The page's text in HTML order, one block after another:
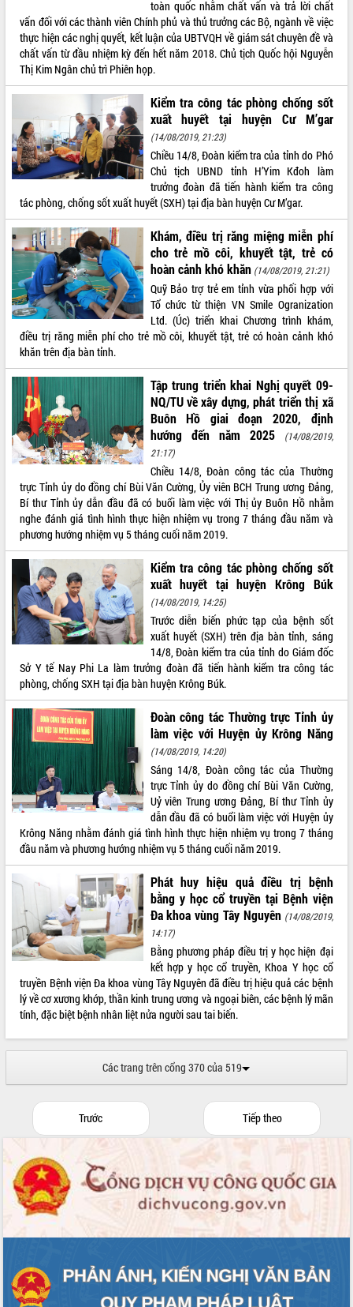
Xây dựng nông thôn mới: Nâng cao đời
sống người dân từ những mô hình thiết
thực
Quyết liệt tháo gỡ vướng mắc, đẩy
nhanh tiến độ các dự án trọng điểm
trong Khu kinh tế Nam Phú Yên
Hòn Yến phát triển du lịch gắn với bảo
tồn biển
Lấy ý kiến điều chỉnh Quy hoạch tỉnh
Đắk Lắk thời kỳ 2021-2030, tầm nhìn
đến năm 2050
Phát động chiến dịch 30 ngày đêm
giải phóng mặt bằng Tuyến đường bộ
ven biển
Đắk Lắk nỗ lực thúc đẩy tăng trưởng
kinh tế từ 10% trở lên trong Quý
II/2026
Đắk Lắk ký kết thỏa thuận hợp tác về
chuyển đổi số giai đoạn 2026 – 2030
với Tập đoàn Bưu chính Viễn thông
Việt Nam
Đắk Lắk về phát triển nhân lực y tế
cho trạm y tế cấp xã
Du lịch Đắk Lắk nâng tầm trải nghiệm
du khách thông qua Hệ thống cơ sở dữ
liệu và Bản đồ số
Tập huấn ứng dụng trí tuệ nhân tạo (AI)
trong thương mại điện tử năm 2026
Đoàn đại biểu Quốc hội tỉnh Đắk Lắk
trao đổi thông tin trước Kỳ họp thứ
nhất, Quốc hội khóa XVI
Quyết liệt cải cách hành chính, khơi
thông nguồn lực phát triển
Nâng cao hiệu lực, hiệu quả HĐND
tỉnh thông qua hiện đại hóa hành chính
Xã Ea Phê gắn cải cách hành chính với
chuyển đổi số
Phó Chủ tịch Thường trực UBND tỉnh
Hồ Thị Nguyên Thảo làm việc tại Trung
tâm Phục vụ hành chính công xã Ea
Phê
Xây dựng nền hành chính số đồng
hành cùng nông dân dân, doanh nghiệp
Giai đoạn 2026-2030, Đắk Lắk phấn
đấu có 77% xã đạt chuẩn nông thôn
mới
Chuyển đổi số 'mở đường' cho nông
nghiệp Đắk Lắk tăng trưởng bứt phá
Triển khai đồng bộ đo đạc, lập hồ sơ
địa chính, hoàn thiện cơ sở dữ liệu đất
đai
Ứng dụng sinh trắc học - Bước tiến
trong hành trình chuyển đổi số tại Đắk
Lắk
Đắk Lắk nâng cao hiệu quả công tác
Đắk Lắk đẩy mạnh nuôi biển công
nghệ, hướng tới phát triển thủy sản
bền vững
Tập huấn nâng cao năng lực triển khai
chuyển đổi số cho cán bộ, công chức
Quyền của người tiêu dùng Việt Nam
Đẩy mạnh cải cách hành chính, quyết
tâm đạt được mục tiêu tăng trưởng
hai con số trong năm 2026
Tổ chức trang trọng Lễ hội Đền thờ
Lương Văn Chánh năm 2026
Phó Bí thư Tỉnh ủy Đắk Lắk Đỗ Hữu
Bệnh án điện tử thúc đẩy chuyển đổi
số y tế tại Đắk Lắk
toàn quốc nhằm chất vấn và trả lời chất
vấn đối với các thành viên Chính phủ và thủ trưởng các Bộ, ngành về việc
thực hiện các nghị quyết, kết luận của UBTVQH về giám sát chuyên đề và
chất vấn từ đầu nhiệm kỳ đến hết năm 2018. Chủ tịch Quốc hội Nguyễn
Thị Kim Ngân chủ trì Phiên họp.
Kiểm tra công tác phòng chống sốt
xuất huyết tại huyện Cư M’gar
(14/08/2019, 21:23)
Chiều 14/8, Đoàn kiểm tra của tỉnh do Phó
Chủ tịch UBND tỉnh H’Yim Kđoh làm
trưởng đoàn đã tiến hành kiểm tra công
tác phòng, chống sốt xuất huyết (SXH) tại địa bàn huyện Cư M’gar.
Khám, điều trị răng miệng miễn phí
cho trẻ mồ côi, khuyết tật, trẻ có
hoàn cảnh khó khăn (14/08/2019, 21:21)
Quỹ Bảo trợ trẻ em tỉnh vừa phối hợp với
Tổ chức từ thiện VN Smile Ogranization
Ltd. (Úc) triển khai Chương trình khám,
điều trị răng miễn phí cho trẻ mồ côi, khuyết tật, trẻ có hoàn cảnh khó
khăn trên địa bàn tỉnh.
Tập trung triển khai Nghị quyết 09-
NQ/TU về xây dựng, phát triển thị xã
Buôn Hồ giai đoạn 2020, định
hướng đến năm 2025
(14/08/2019,
21:17)
Chiều 14/8, Đoàn công tác của Thường
trực Tỉnh ủy do đồng chí Bùi Văn Cường, Ủy viên BCH Trung ương Đảng,
Bí thư Tỉnh ủy dẫn đầu đã có buổi làm việc với Thị ủy Buôn Hồ nhằm
nghe đánh giá tình hình thực hiện nhiệm vụ trong 7 tháng đầu năm và
phương hướng nhiệm vụ 5 tháng cuối năm 2019.
Kiểm tra công tác phòng chống sốt
xuất huyết tại huyện Krông Búk
(14/08/2019, 14:25)
Trước diễn biến phức tạp của bệnh sốt
xuất huyết (SXH) trên địa bàn tỉnh, sáng
14/8, Đoàn kiểm tra của tỉnh do Giám đốc
Sở Y tế Nay Phi La làm trưởng đoàn đã tiến hành kiểm tra công tác
phòng, chống SXH tại địa bàn huyện Krông Búk.
Đoàn công tác Thường trực Tỉnh ủy
làm việc với Huyện ủy Krông Năng
(14/08/2019, 14:20)
Sáng 14/8, Đoàn công tác của Thường
trực Tỉnh ủy do đồng chí Bùi Văn Cường,
Uỷ viên Trung ương Đảng, Bí thư Tỉnh ủy
dẫn đầu đã có buổi làm việc với Huyện ủy
Krông Năng nhằm đánh giá tình hình thực hiện nhiệm vụ trong 7 tháng
đầu năm và phương hướng nhiệm vụ 5 tháng cuối năm 2019.
Phát huy hiệu quả điều trị bệnh
bằng y học cổ truyền tại Bệnh viện
Đa khoa vùng Tây Nguyên (14/08/2019,
14:17)
Bằng phương pháp điều trị y học hiện đại
kết hợp y học cổ truyền, Khoa Y học cổ
truyền Bệnh viện Đa khoa vùng Tây Nguyên đã điều trị hiệu quả các bệnh
lý về cơ xương khớp, thần kinh trung ương và ngoại biên, các bệnh lý mãn
tính, đặc biệt bệnh nhân liệt nửa người sau tai biến.
Các trang trên cổng 370 của 519
Trước Tiếp theo